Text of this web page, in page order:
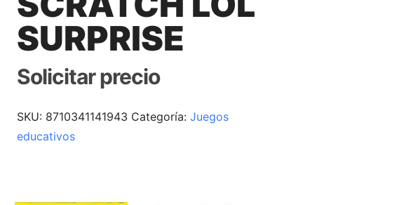
SURPRISE
Solicitar precio
SKU: 8710341141943 Categoría: Juegos
educativos